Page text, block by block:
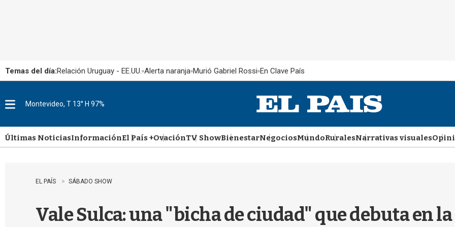
Temas del día:Relación Uruguay - EE.UU. Alerta naranja Murió Gabriel Rossi En Clave País
u
Montevideo, T 13° H 97%
Últimas NoticiasInformaciónEl País +OvaciónTV ShowBienestarNegociosMundoRuralesNarrativas visuales
EL PAÍS SÁBADO SHOW
Vale Sulca: una "bicha de ciudad" que debuta en